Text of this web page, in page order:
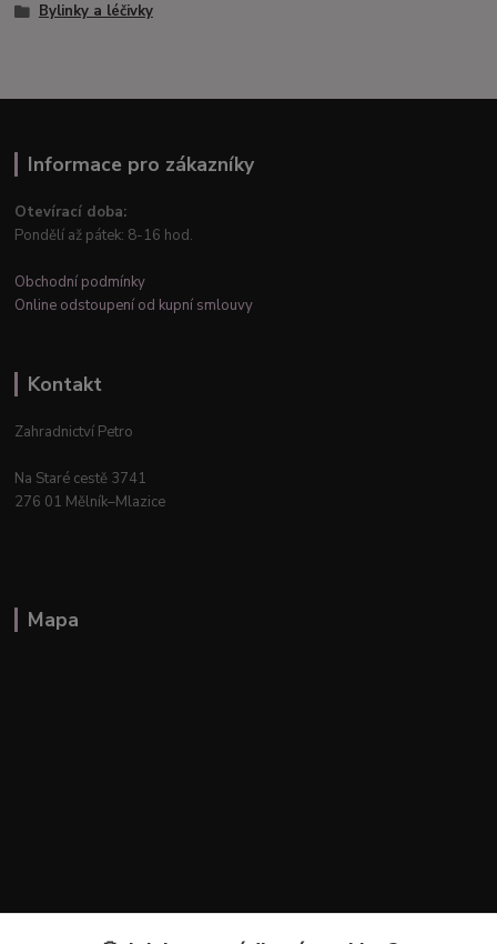
Bylinky a léčivky
Informace pro zákazníky
Otevírací doba:
Pondělí až pátek: 8-16 hod.
Obchodní podmínky
Online odstoupení od kupní smlouvy
Kontakt
Zahradnictví Petro
Na Staré cestě 3741
276 01 Mělník–Mlazice
Mapa